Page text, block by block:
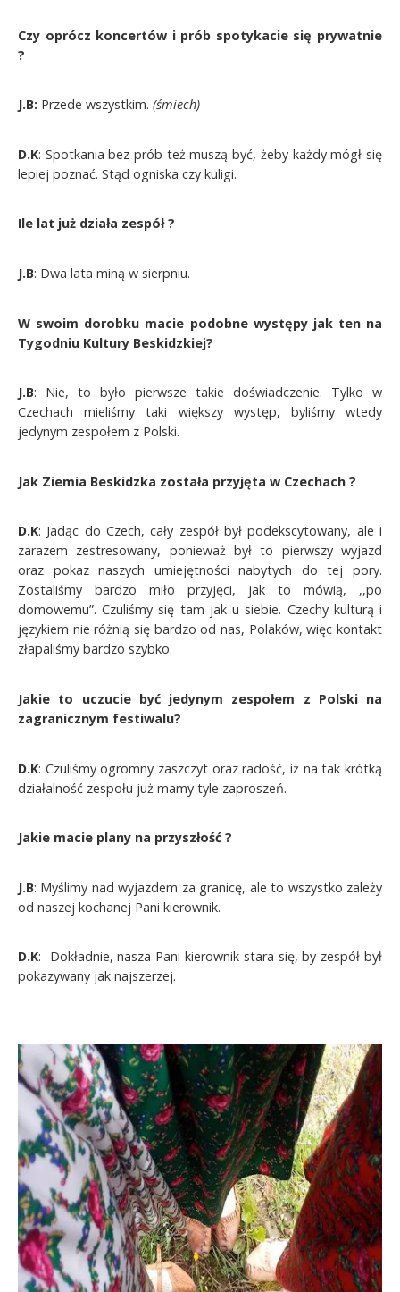
Czy oprócz koncertów i prób spotykacie się prywatnie
?
J.B: Przede wszystkim. (śmiech)
D.K: Spotkania bez prób też muszą być, żeby każdy mógł się
lepiej poznać. Stąd ogniska czy kuligi.
Ile lat już działa zespół ?
J.B: Dwa lata miną w sierpniu.
W swoim dorobku macie podobne występy jak ten na
Tygodniu Kultury Beskidzkiej?
J.B: Nie, to było pierwsze takie doświadczenie. Tylko w
Czechach mieliśmy taki większy występ, byliśmy wtedy
jedynym zespołem z Polski.
Jak Ziemia Beskidzka została przyjęta w Czechach ?
D.K: Jadąc do Czech, cały zespół był podekscytowany, ale i
zarazem zestresowany, ponieważ był to pierwszy wyjazd
oraz pokaz naszych umiejętności nabytych do tej pory.
Zostaliśmy bardzo miło przyjęci, jak to mówią, ,,po
domowemu”. Czuliśmy się tam jak u siebie. Czechy kulturą i
językiem nie różnią się bardzo od nas, Polaków, więc kontakt
złapaliśmy bardzo szybko.
Jakie to uczucie być jedynym zespołem z Polski na
zagranicznym festiwalu?
D.K: Czuliśmy ogromny zaszczyt oraz radość, iż na tak krótką
działalność zespołu już mamy tyle zaproszeń.
Jakie macie plany na przyszłość ?
J.B: Myślimy nad wyjazdem za granicę, ale to wszystko zależy
od naszej kochanej Pani kierownik.
D.K: Dokładnie, nasza Pani kierownik stara się, by zespół był
pokazywany jak najszerzej.